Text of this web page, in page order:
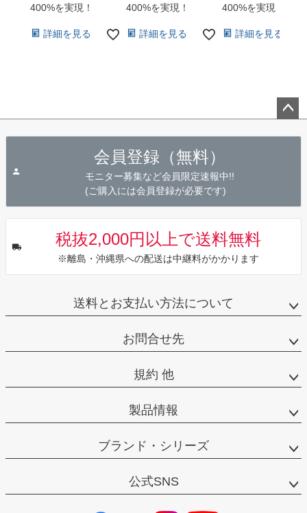
400%を実現！
詳細を見る
400%を実現！
詳細を見る
400%を実現！
詳細を見る
会員登録（無料）
モニター募集など会員限定速報中!!
(ご購入には会員登録が必要です)
税抜2,000円以上で送料無料
※離島・沖縄県への配送は中継料がかかります
送料とお支払い方法について
お問合せ先
規約 他
製品情報
ブランド・シリーズ
公式SNS